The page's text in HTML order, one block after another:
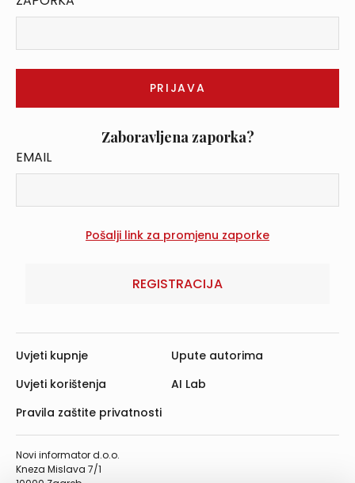
Zaboravljena zaporka?
EMAIL
REGISTRACIJA
Novi informator d.o.o.
Kneza Mislava 7/1
Uvjeti kupnje
Uvjeti korištenja
Pravila zaštite privatnosti
Upute autorima
AI Lab